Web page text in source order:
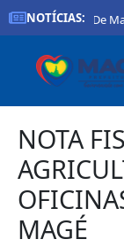
NOTÍCIAS:
Prefeitura De
NOTA
MAGÉ